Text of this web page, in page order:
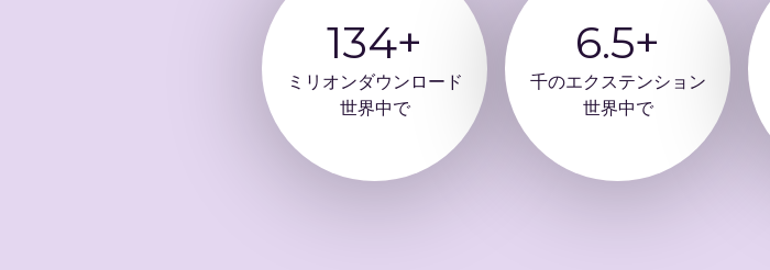
134+
ミリオンダウンロード
世界中で
6.5+
千のエクステンション
世界中で